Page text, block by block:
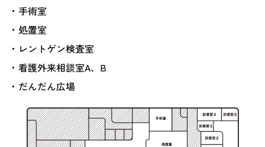
手術室
処置室
レントゲン検査室
看護外来相談室A、B
だんだん広場